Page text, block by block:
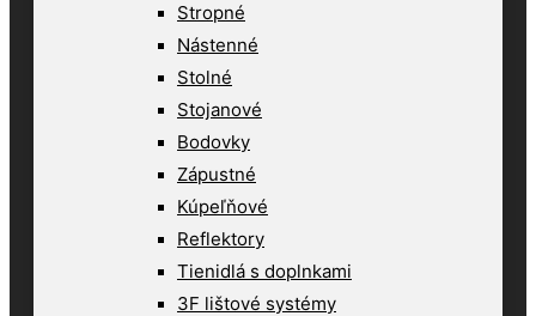
Stropné
Nástenné
Stolné
Stojanové
Bodovky
Zápustné
Kúpeľňové
Reflektory
Tienidlá s doplnkami
3F lištové systémy